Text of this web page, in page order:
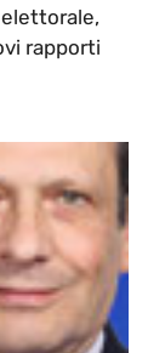
rapporti